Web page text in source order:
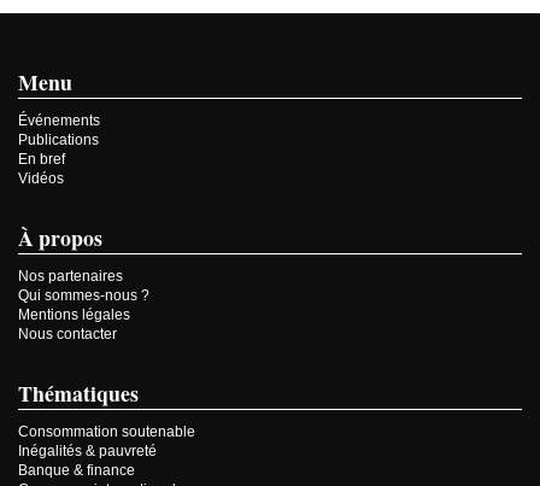
Menu
Événements
Publications
En bref
Vidéos
À propos
Nos partenaires
Qui sommes-nous ?
Mentions légales
Nous contacter
Thématiques
Consommation soutenable
Inégalités & pauvreté
Banque & finance